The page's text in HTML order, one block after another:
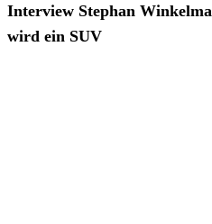
Interview Stephan
wird ein SUV